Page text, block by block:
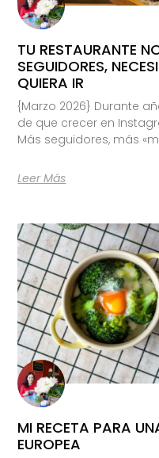
TU RESTAURANTE
SEGUIDORES,
QUIERA IR
{Marzo 2026} Durante
de que crecer en
Más seguidores, más
Leer Más
MI RECETA PARA
EUROPEA